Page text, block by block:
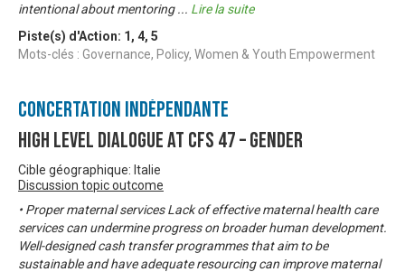
intentional about mentoring... Lire la suite
Piste(s) d'Action: 1 , 4, 5
Mots-clés : Governance, Policy, Women & Youth Empowerment
Concertation Indépendante
High Level Dialogue at CFS 47 – Gender
Cible géographique: Italie
Discussion topic outcome
• Proper maternal services Lack of effective maternal health care
services can undermine progress on broader human development.
Well-designed cash transfer programmes that aim to be
sustainable and have adequate resourcing can improve maternal